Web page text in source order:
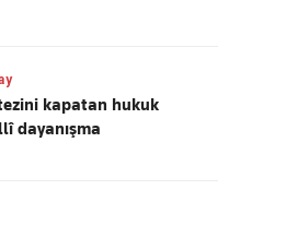
kapatan hukuk
dayanışma